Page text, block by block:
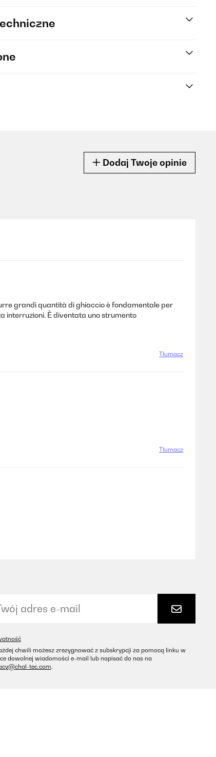
Dodaj Twoje opinie
grandi quantità di ghiaccio è fondamentale per
interruzioni. È diventata uno strumento
Tłumacz
Tłumacz
chwili możesz zrezygnować z subskrypcji za pomocą linku w
dowolnej wiadomości e-mail lub napisać do nas na
tec.com.